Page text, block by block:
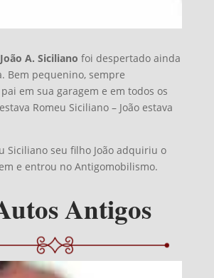
João A. Siciliano foi despertado ainda
Bem pequenino, sempre
em sua garagem e em todos os
Romeu Siciliano – João estava
Siciliano seu filho João adquiriu o
e entrou no Antigomobilismo.
Antigos